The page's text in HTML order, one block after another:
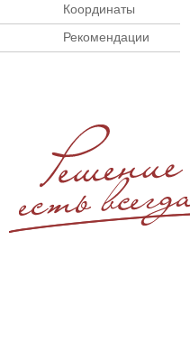
Координаты
Рекомендации